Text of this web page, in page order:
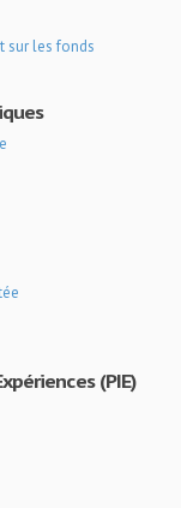
sur les fonds
(PIE)